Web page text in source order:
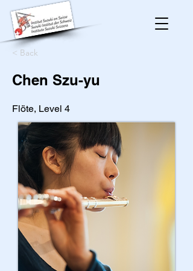
< Back
Chen Szu-yu
Flöte, Level 4